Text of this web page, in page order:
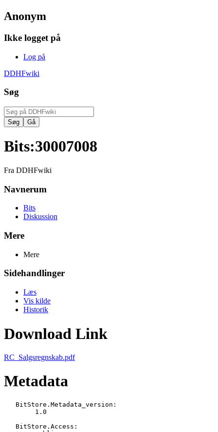
Anonym
Ikke logget på
Log på
DDHFwiki
Søg
Bits:30007008
Fra DDHFwiki
Navnerum
Bits
Diskussion
Mere
Mere
Sidehandlinger
Læs
Vis kilde
Historik
Download Link
RC_Salgsregnskab.pdf
Metadata
   BitStore.Metadata_version:
   BitStore.Access: